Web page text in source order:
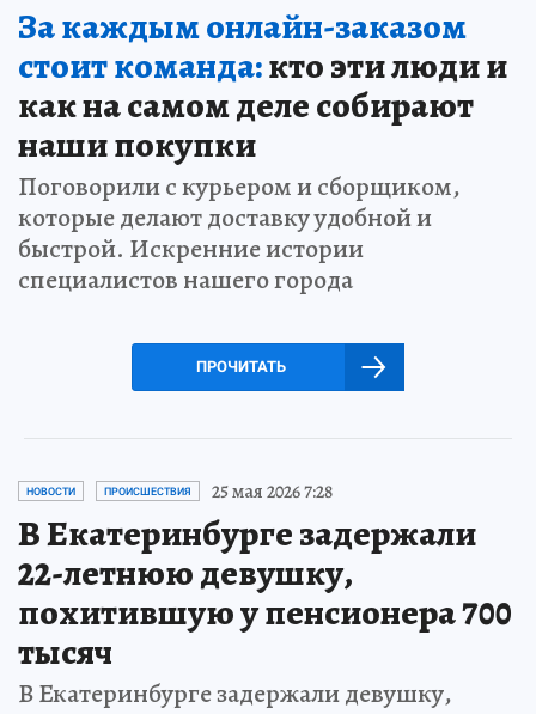
За каждым онлайн-заказом
стоит команда:кто эти люди и
как на самом деле собирают
наши покупки
Поговорили с курьером и сборщиком,
которые делают доставку удобной и
быстрой. Искренние истории
специалистов нашего города
ПРОЧИТАТЬ
НОВОСТИ ПРОИСШЕСТВИЯ 25 мая 2026 7:28
В Екатеринбурге задержали
22-летнюю девушку,
похитившую у пенсионера 700
тысяч
В Екатеринбурге задержали девушку,